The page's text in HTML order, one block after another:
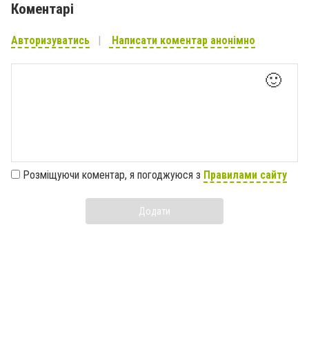
Коментарі
Авторизуватись Написати коментар анонімно
🙂
Розміщуючи коментар, я погоджуюся з Правилами сайту
Додати